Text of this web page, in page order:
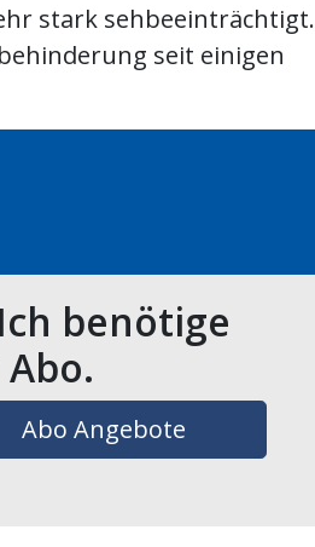
stark sehbeeinträchtigt.
seit einigen
benötige
Abo Angebote